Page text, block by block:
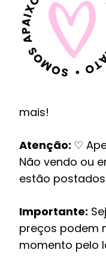
mais!
Atenção: ♡
Não vendo ou
estão
Importante:
preços podem
momento pelo